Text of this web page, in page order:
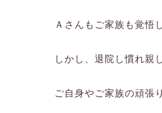
Ａさんもご家族も覚悟
しかし、退院し慣れ親
ご自身やご家族の頑張